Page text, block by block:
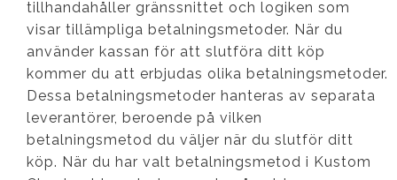
tillhandahåller gränssnittet och logiken som
visar tillämpliga betalningsmetoder. När du
använder kassan för att slutföra ditt köp
kommer du att erbjudas olika betalningsmetoder.
Dessa betalningsmetoder hanteras av separata
leverantörer, beroende på vilken
betalningsmetod du väljer när du slutför ditt
köp. När du har valt betalningsmetod i Kustom